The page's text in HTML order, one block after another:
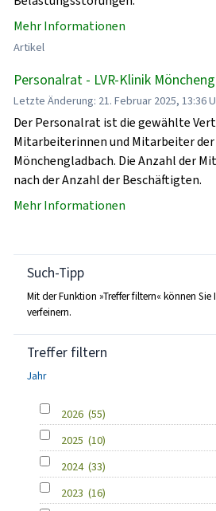
Mehr Informationen
Artikel
Personalrat - LVR-Klinik
Letzte Änderung: 21. Februar 2025, 13:36
Der Personalrat ist die gewählte
Mitarbeiterinnen und Mitarbeiter der
Mönchengladbach. Die Anzahl der
nach der Anzahl der Beschäftigten.
Mehr Informationen
Such-Tipp
Mit der Funktion »Treffer filtern« können Sie
verfeinern.
Treffer filtern
Jahr
2026 (55)
2025 (10)
2024 (33)
2023 (16)